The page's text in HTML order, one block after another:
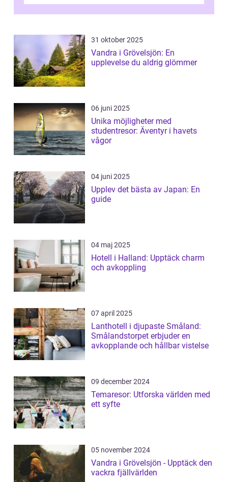
31 oktober 2025
Vandra i Grövelsjön: En
upplevelse du aldrig glömmer
06 juni 2025
Unika möjligheter med
studentresor: Äventyr i havets
vågor
04 juni 2025
Upplev det bästa av Japan: En
guide
04 maj 2025
Hotell i Halland: Upptäck charm
och avkoppling
07 april 2025
Lanthotell i djupaste Småland:
Smålandstorpet erbjuder en
avkopplande och hållbar vistelse
09 december 2024
Temaresor: Utforska världen med
ett syfte
05 november 2024
Vandra i Grövelsjön - Upptäck den
vackra fjällvärlden